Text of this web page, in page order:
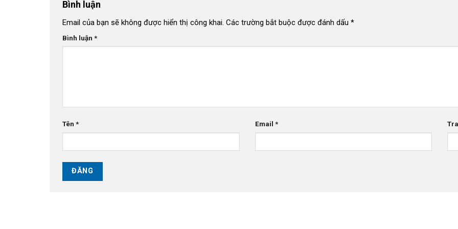
Bình luận
Email của bạn sẽ không được hiển thị công khai. Các trường bắt buộc được đánh dấu *
Bình luận *
Tên * Email *